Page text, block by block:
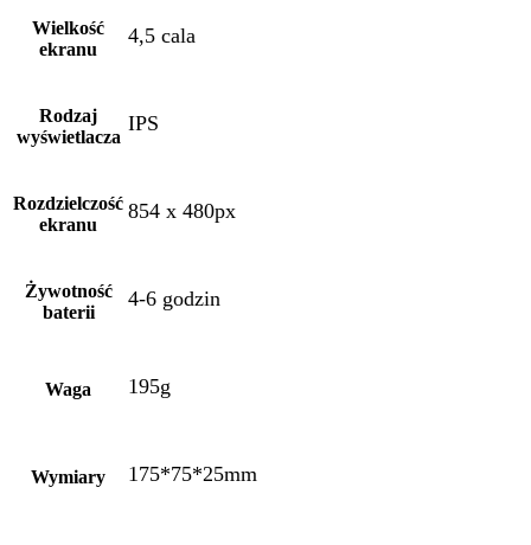
Wielkość
ekranu
4,5 cala
Rodzaj
wyświetlacza
IPS
Rozdzielczość
ekranu
854 x 480px
Żywotność
baterii
4-6 godzin
Waga 195g
Wymiary 175*75*25mm